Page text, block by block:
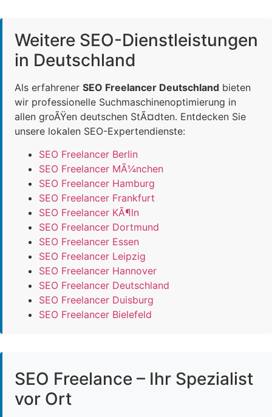
Weitere SEO-Dienstleistungen
in Deutschland
Als erfahrener SEO Freelancer Deutschland bieten
wir professionelle Suchmaschinenoptimierung in
allen groÃŸen deutschen StÃ¤dten. Entdecken Sie
unsere lokalen SEO-Expertendienste:
SEO Freelancer Berlin
SEO Freelancer MÃ¼nchen
SEO Freelancer Hamburg
SEO Freelancer Frankfurt
SEO Freelancer KÃ¶ln
SEO Freelancer Dortmund
SEO Freelancer Essen
SEO Freelancer Leipzig
SEO Freelancer Hannover
SEO Freelancer Deutschland
SEO Freelancer Duisburg
SEO Freelancer Bielefeld
SEO Freelance – Ihr Spezialist
vor Ort